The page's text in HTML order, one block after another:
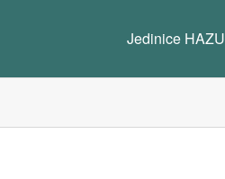
Jedinice HAZU